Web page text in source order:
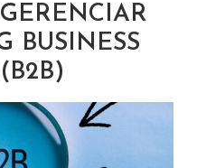
BUSINESS